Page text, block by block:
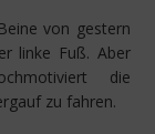
von gestern
linke Fuß. Aber
die
zu fahren.